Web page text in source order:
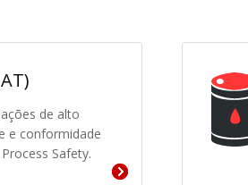
de alto
e conformidade
Safety.